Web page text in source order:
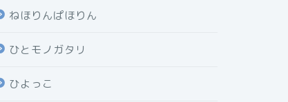
ねほりんぱほりん
ひとモノガタリ
ひよっこ